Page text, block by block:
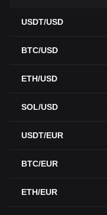
USDT/USD
BTC/USD
ETH/USD
SOL/USD
USDT/EUR
BTC/EUR
ETH/EUR